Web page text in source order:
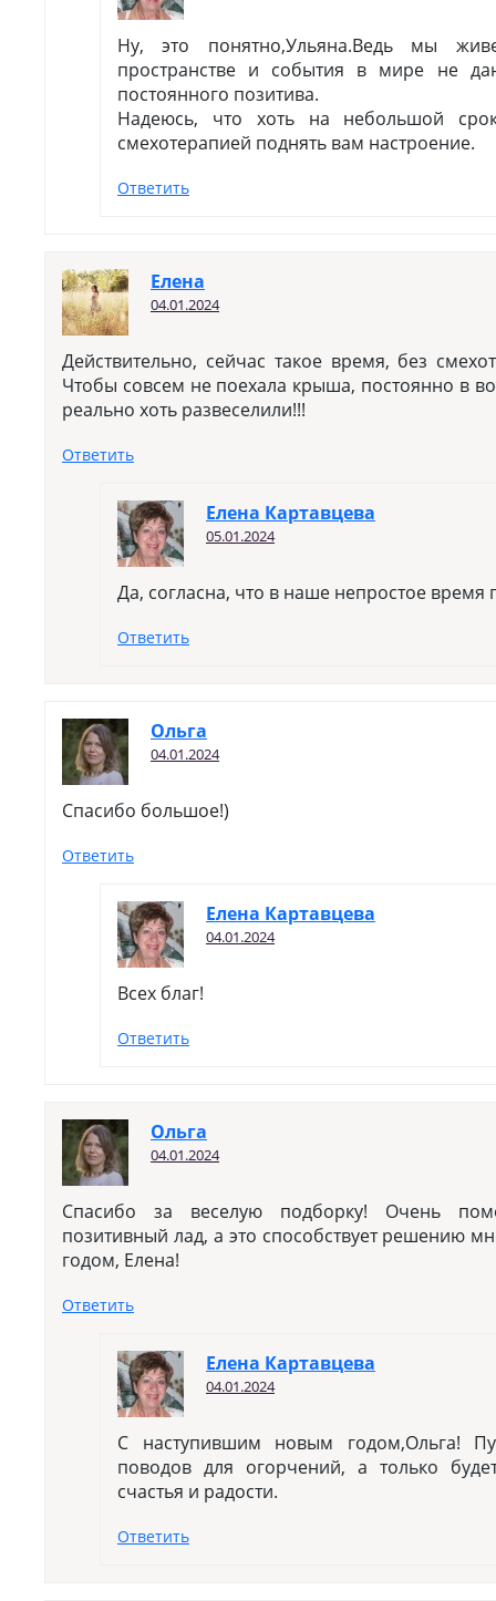
Ну, это понятно,Ульяна.Ведь мы
пространстве и события в мире не
постоянного позитива.
Надеюсь, что хоть на небольшой
смехотерапией поднять вам настроение.
Ответить
Елена
04.01.2024
Действительно, сейчас такое время, без
Чтобы совсем не поехала крыша, постоянно в
реально хоть развеселили!!!
Ответить
Елена Картавцева
05.01.2024
Да, согласна, что в наше непростое
Ответить
Ольга
04.01.2024
Спасибо большое!)
Ответить
Елена Картавцева
04.01.2024
Всех благ!
Ответить
Ольга
04.01.2024
Спасибо за веселую подборку! Очень
позитивный лад, а это способствует решению
годом, Елена!
Ответить
Елена Картавцева
04.01.2024
С наступившим новым годом,Ольга!
поводов для огорчений, а только
счастья и радости.
Ответить